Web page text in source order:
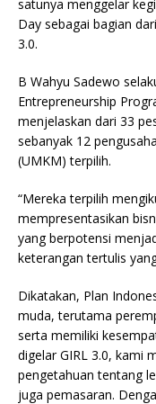
satunya menggelar
Day sebagai bagian
3.0.
B Wahyu Sadewo
Entrepreneurship
menjelaskan dari 33
sebanyak 12
(UMKM) terpilih.
“Mereka terpilih
mempresentasikan
yang berpotensi
keterangan tertulis
Dikatakan, Plan
muda, terutama
serta memiliki
digelar GIRL 3.0, kami
pengetahuan tentang
juga pemasaran.